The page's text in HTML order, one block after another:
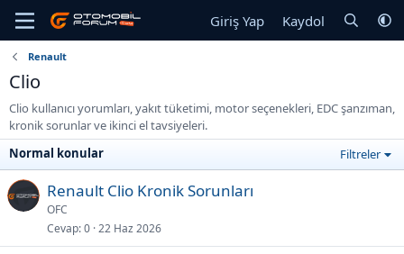
Giriş Yap Kaydol
Renault
Clio
Clio kullanıcı yorumları, yakıt tüketimi, motor seçenekleri, EDC şanzıman,
kronik sorunlar ve ikinci el tavsiyeleri.
Normal konular
Filtreler
Renault Clio Kronik Sorunları
OFC
Cevap 0 22 Haz 2026